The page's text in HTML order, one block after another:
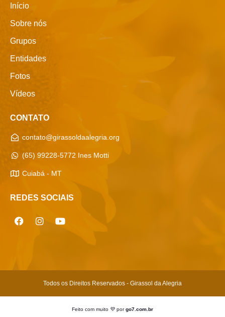
Início
Sobre nós
Grupos
Entidades
Fotos
Vídeos
CONTATO
contato@girassoldaalegria.org
(65) 99228-5772 Ines Motti
Cuiabá - MT
REDES SOCIAIS
Todos os Direitos Reservados - Girassol da Alegria
Feito com muito 💜 porgo7.com.br